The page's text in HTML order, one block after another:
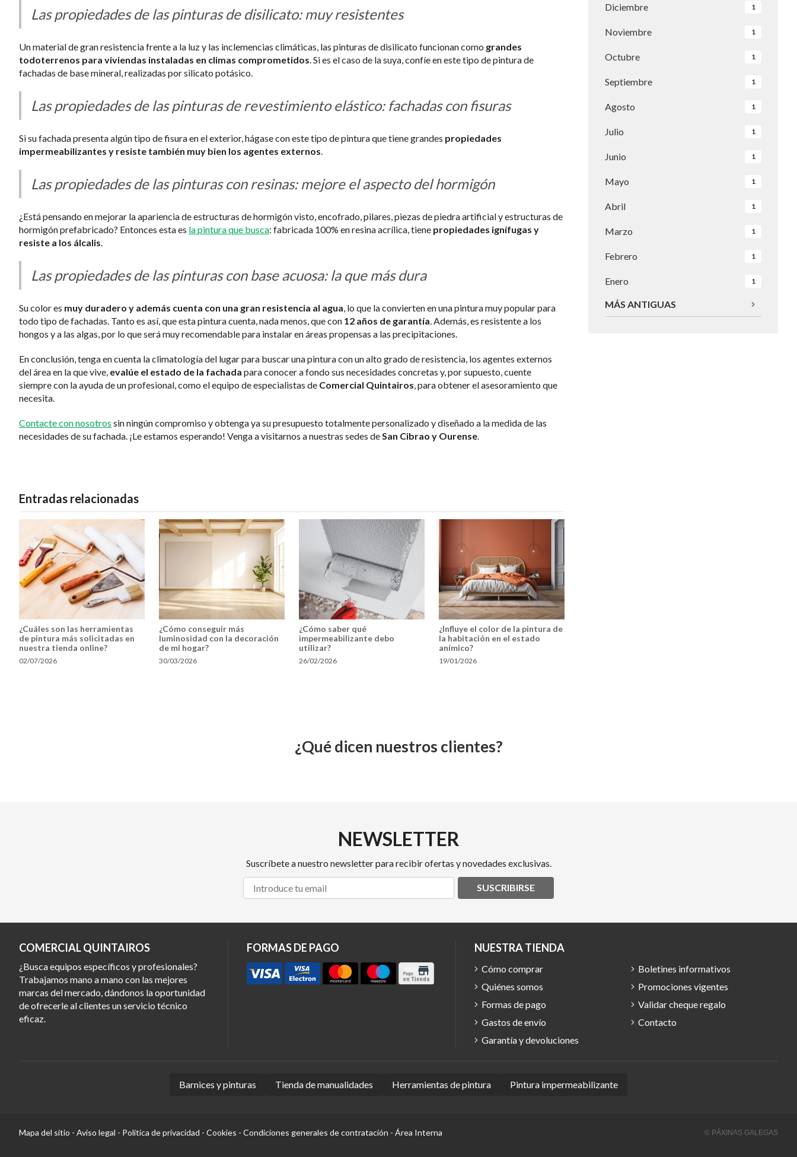
Las propiedades de las pinturas de disilicato: muy resistentes
Un material de gran resistencia frente a la luz y las inclemencias climáticas, las pinturas de disilicato funcionan como grandes
todoterrenos para viviendas instaladas en climas comprometidos . Si es el caso de la suya, confíe en este tipo de pintura de
fachadas de base mineral, realizadas por silicato potásico.
Las propiedades de las pinturas de revestimiento elástico: fachadas con fisuras
Si su fachada presenta algún tipo de fisura en el exterior, hágase con este tipo de pintura que tiene grandes propiedades
impermeabilizantes y resiste también muy bien los agentes externos
Las propiedades de las pinturas con resinas: mejore el aspecto del hormigón
¿Está pensando en mejorar la apariencia de estructuras de hormigón visto, encofrado, pilares, piezas de piedra artificial y estructuras de
hormigón prefabricado? Entonces esta es la pintura que busca: fabricada 100% en resina acrílica, tiene propiedades ignífugas y
resiste a los álcalis
Las propiedades de las pinturas con base acuosa: la que más dura
Su color es muy duradero y además cuenta con una gran resistencia al agua , lo que la convierten en una pintura muy popular para
todo tipo de fachadas. Tanto es así, que esta pintura cuenta, nada menos, que con 12 años de garantía . Además, es resistente a los
hongos y a las algas, por lo que será muy recomendable para instalar en áreas propensas a las precipitaciones.
En conclusión, tenga en cuenta la climatología del lugar para buscar una pintura con un alto grado de resistencia, los agentes externos
del área en la que vive, evalúe el estado de la fachada para conocer a fondo sus necesidades concretas y, por supuesto, cuente
siempre con la ayuda de un profesional, como el equipo de especialistas de Comercial Quintairos , para obtener el asesoramiento que
necesita.
Contacte con nosotros sin ningún compromiso y obtenga ya su presupuesto totalmente personalizado y diseñado a la medida de las
necesidades de su fachada. ¡Le estamos esperando! Venga a visitarnos a nuestras sedes de San Cibrao y Ourense
Entradas relacionadas
¿Cuáles son las herramientas
de pintura más solicitadas en
nuestra tienda online?
02/07/2026
¿Cómo conseguir más
luminosidad con la decoración
de mi hogar?
30/03/2026
¿Cómo saber qué
impermeabilizante debo
utilizar?
26/02/2026
¿Influye el color de la pintura de
la habitación en el estado
anímico?
19/01/2026
Diciembre
1
Noviembre 1
Octubre 1
Septiembre 1
Agosto 1
Julio 1
Junio 1
Mayo 1
Abril 1
Marzo 1
Febrero 1
Enero 1
MÁS ANTIGUAS
¿Qué dicen nuestros clientes?
NEWSLETTER
Suscríbete a nuestro newsletter para recibir ofertas y novedades exclusivas.
SUSCRIBIRSE
COMERCIAL QUINTAIROS
¿Busca equipos específicos y profesionales?
Trabajamos mano a mano con las mejores
marcas del mercado, dándonos la oportunidad
de ofrecerle al clientes un servicio técnico
eficaz.
FORMAS DE PAGO NUESTRA TIENDA
Cómo comprar
Quiénes somos
Formas de pago
Gastos de envío
Garantía y devoluciones
Boletines informativos
Promociones vigentes
Validar cheque regalo
Contacto
Barnices y pinturas Tienda de manualidades Herramientas de pintura Pintura impermeabilizante
Mapa del sitio - Aviso legal - Política de privacidad - Cookies - Condiciones generales de contratación - Área Interna © PÁXINAS GALEGAS